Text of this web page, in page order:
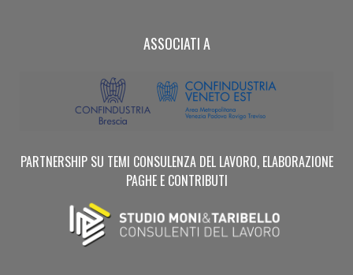
ASSOCIATI A
PARTNERSHIP SU TEMI CONSULENZA DEL LAVORO, ELABORAZIONE
PAGHE E CONTRIBUTI